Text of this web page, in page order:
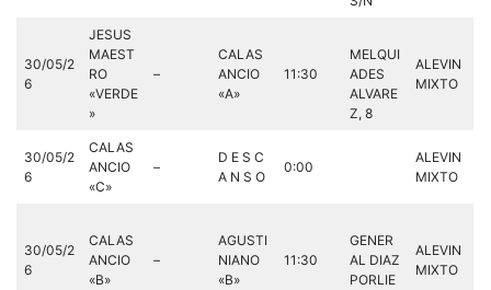
30/05/2
6
JESUS
MAEST
RO
«VERDE
»
–
CALAS
ANCIO
«A»
11:30
MELQUI
ADES
ALVARE
Z, 8
ALEVIN
MIXTO
30/05/2
6
CALAS
ANCIO
«C»
–
D E S C
A N S O
0:00
ALEVIN
MIXTO
30/05/2
6
CALAS
ANCIO
«B»
–
AGUSTI
NIANO
«B»
11:30
GENER
AL DIAZ
PORLIE
ALEVIN
MIXTO